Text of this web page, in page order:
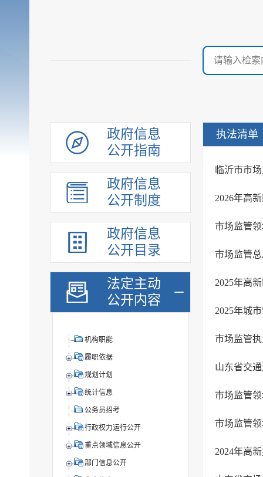
政府信息
公开指南
政府信息
公开制度
政府信息
公开目录
法定主动
公开内容
机构职能
履职依据
规划计划
统计信息
公务员招考
行政权力运行公开
重点领域信息公开
部门信息公开
执法清单
临沂市市
2026年高
市场监管
市场监管
2025年高
2025年城
市场监管
山东省交
市场监管
市场监管
2024年高